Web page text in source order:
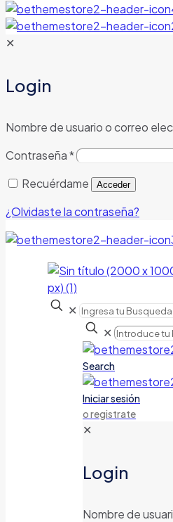
✕
Login
Nombre de usuario o correo
Contraseña*
Recuérdame
Acceder
¿Olvidaste la contraseña?
✕
✕
Search
Iniciar sesión
o registrate
✕
Login
Nombre de